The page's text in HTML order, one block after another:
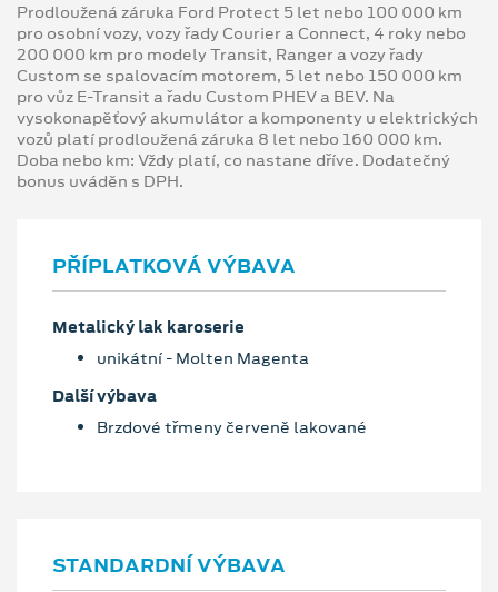
Prodloužená záruka Ford Protect 5 let nebo 100 000 km
pro osobní vozy, vozy řady Courier a Connect, 4 roky nebo
200 000 km pro modely Transit, Ranger a vozy řady
Custom se spalovacím motorem, 5 let nebo 150 000 km
pro vůz E-Transit a řadu Custom PHEV a BEV. Na
vysokonapěťový akumulátor a komponenty u elektrických
vozů platí prodloužená záruka 8 let nebo 160 000 km.
Doba nebo km: Vždy platí, co nastane dříve. Dodatečný
bonus uváděn s DPH.
PŘÍPLATKOVÁ VÝBAVA
Metalický lak karoserie
unikátní - Molten Magenta
Další výbava
Brzdové třmeny červeně lakované
STANDARDNÍ VÝBAVA